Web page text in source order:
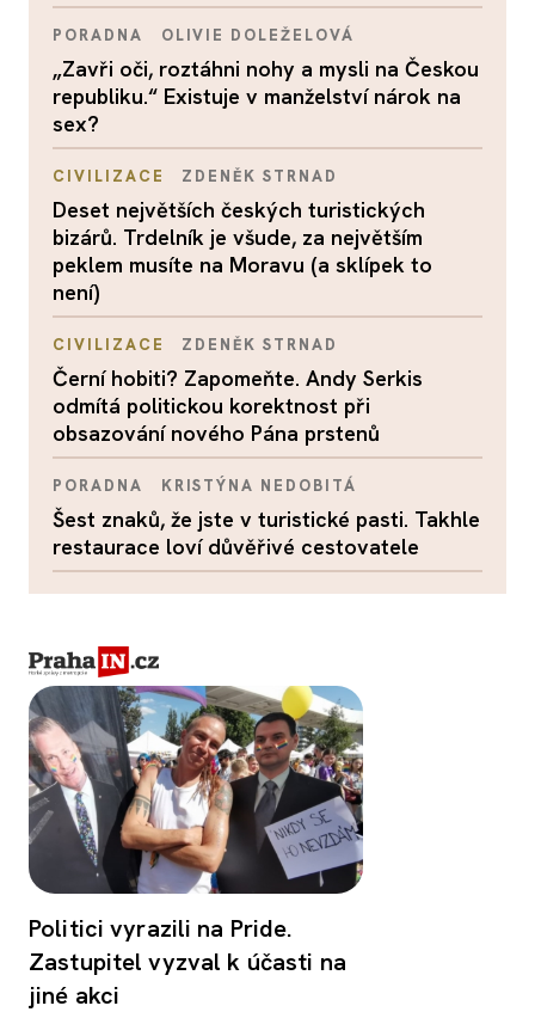
PORADNA OLIVIE DOLEŽELOVÁ
„Zavři oči, roztáhni nohy a mysli na Českou
republiku.“ Existuje v manželství nárok na
sex?
CIVILIZACE ZDENĚK STRNAD
Deset největších českých turistických
bizárů. Trdelník je všude, za největším
peklem musíte na Moravu (a sklípek to
není)
CIVILIZACE ZDENĚK STRNAD
Černí hobiti? Zapomeňte. Andy Serkis
odmítá politickou korektnost při
obsazování nového Pána prstenů
PORADNA KRISTÝNA NEDOBITÁ
Šest znaků, že jste v turistické pasti. Takhle
restaurace loví důvěřivé cestovatele
Politici vyrazili na Pride.
Zastupitel vyzval k účasti na
jiné akci